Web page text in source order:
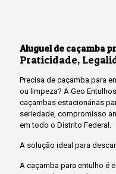
Aluguel de caçamba
Praticidade,
Precisa de caçamba para
ou limpeza? A Geo
caçambas estacionárias
seriedade, compromisso
em todo o Distrito Federal.
A solução ideal para
A caçamba para entulho é